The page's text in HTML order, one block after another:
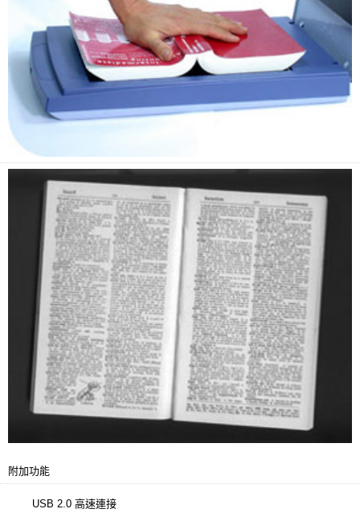
附加功能
USB 2.0 高速連接